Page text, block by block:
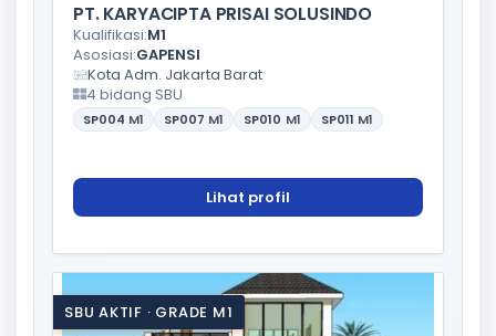
PT. KARYACIPTA PRISAI SOLUSINDO
Kualifikasi:M1
Asosiasi:GAPENSI
Kota Adm. Jakarta Barat
4 bidang SBU
SP004 M1 SP007 M1 SP010 M1 SP011 M1
Lihat profil
SBU AKTIF · GRADE M1